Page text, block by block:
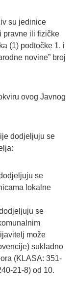
su jedinice
pravne ili fizičke
(1) podtočke 1. i
novine” broj
ovog Javnog
dodjeljuju se
se
lokalne
se
može
sukladno
(KLASA: 351-
21-8) od 10.